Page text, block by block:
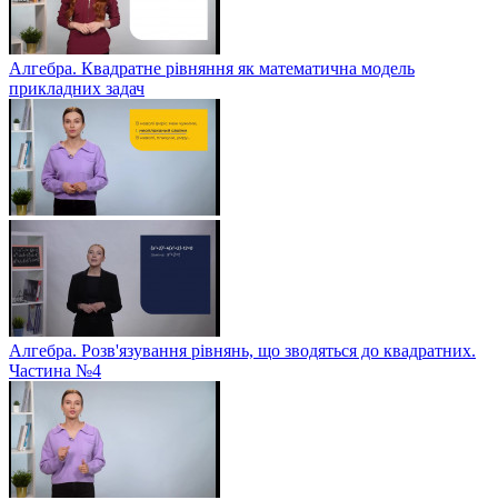
Алгебра. Квадратне рівняння як математична модель
прикладних задач
Алгебра. Розв'язування рівнянь, що зводяться до квадратних.
Частина №4